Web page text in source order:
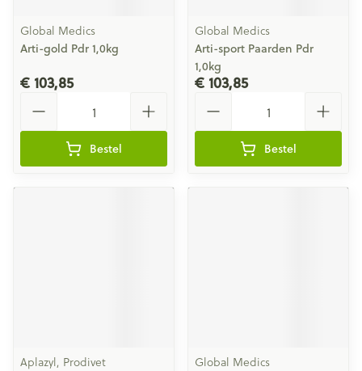
Global Medics
Arti-gold Pdr 1,0kg
€ 103,85
Bestel
Global Medics
Arti-sport Paarden Pdr
1,0kg
€ 103,85
Bestel
Aplazyl, Prodivet Global Medics